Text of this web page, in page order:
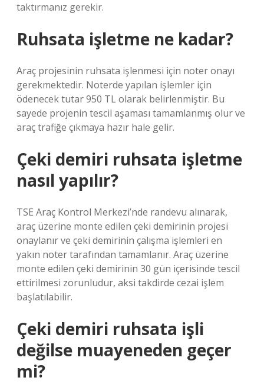
taktırmanız gerekir.
Ruhsata işletme ne kadar?
Araç projesinin ruhsata işlenmesi için noter onayı
gerekmektedir. Noterde yapılan işlemler için
ödenecek tutar 950 TL olarak belirlenmiştir. Bu
sayede projenin tescil aşaması tamamlanmış olur ve
araç trafiğe çıkmaya hazır hale gelir.
Çeki demiri ruhsata işletme
nasıl yapılır?
TSE Araç Kontrol Merkezi’nde randevu alınarak,
araç üzerine monte edilen çeki demirinin projesi
onaylanır ve çeki demirinin çalışma işlemleri en
yakın noter tarafından tamamlanır. Araç üzerine
monte edilen çeki demirinin 30 gün içerisinde tescil
ettirilmesi zorunludur, aksi takdirde cezai işlem
başlatılabilir.
Çeki demiri ruhsata işli
değilse muayeneden geçer
mi?